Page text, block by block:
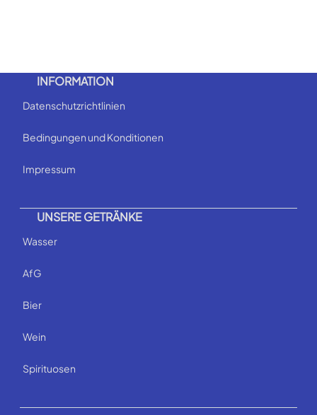
INFORMATION
Datenschutzrichtlinien
Bedingungen und Konditionen
Impressum
UNSERE GETRÄNKE
Wasser
AfG
Bier
Wein
Spirituosen